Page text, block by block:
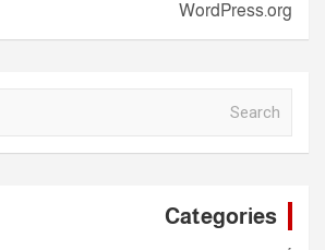
WordPress.org
Categories